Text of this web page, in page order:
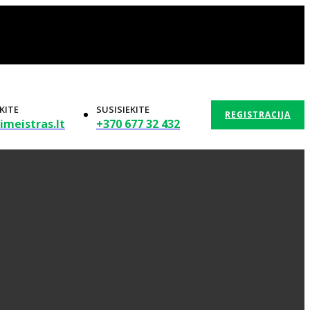
SUSISIEKITE
+370 677 32 432
REGISTRACIJA